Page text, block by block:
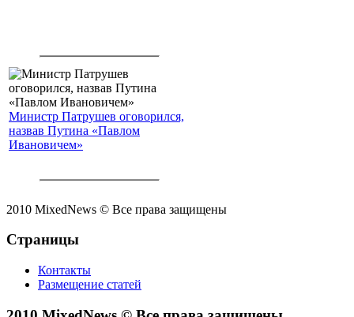
Министр Патрушев оговорился,
назвав Путина «Павлом
Ивановичем»
2010 MixedNews © Все права защищены
Страницы
Контакты
Размещение статей